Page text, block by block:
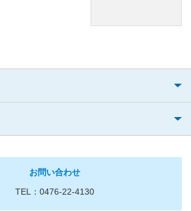
お問い合わせ
TEL：0476-22-4130